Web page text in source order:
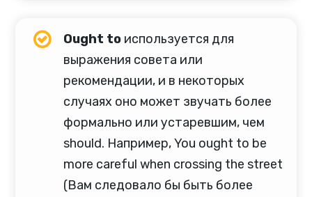
Ought to используется для
выражения совета или
рекомендации, и в некоторых
случаях оно может звучать более
формально или устаревшим, чем
should. Например, You ought to be
more careful when crossing the street
(Вам следовало бы быть более